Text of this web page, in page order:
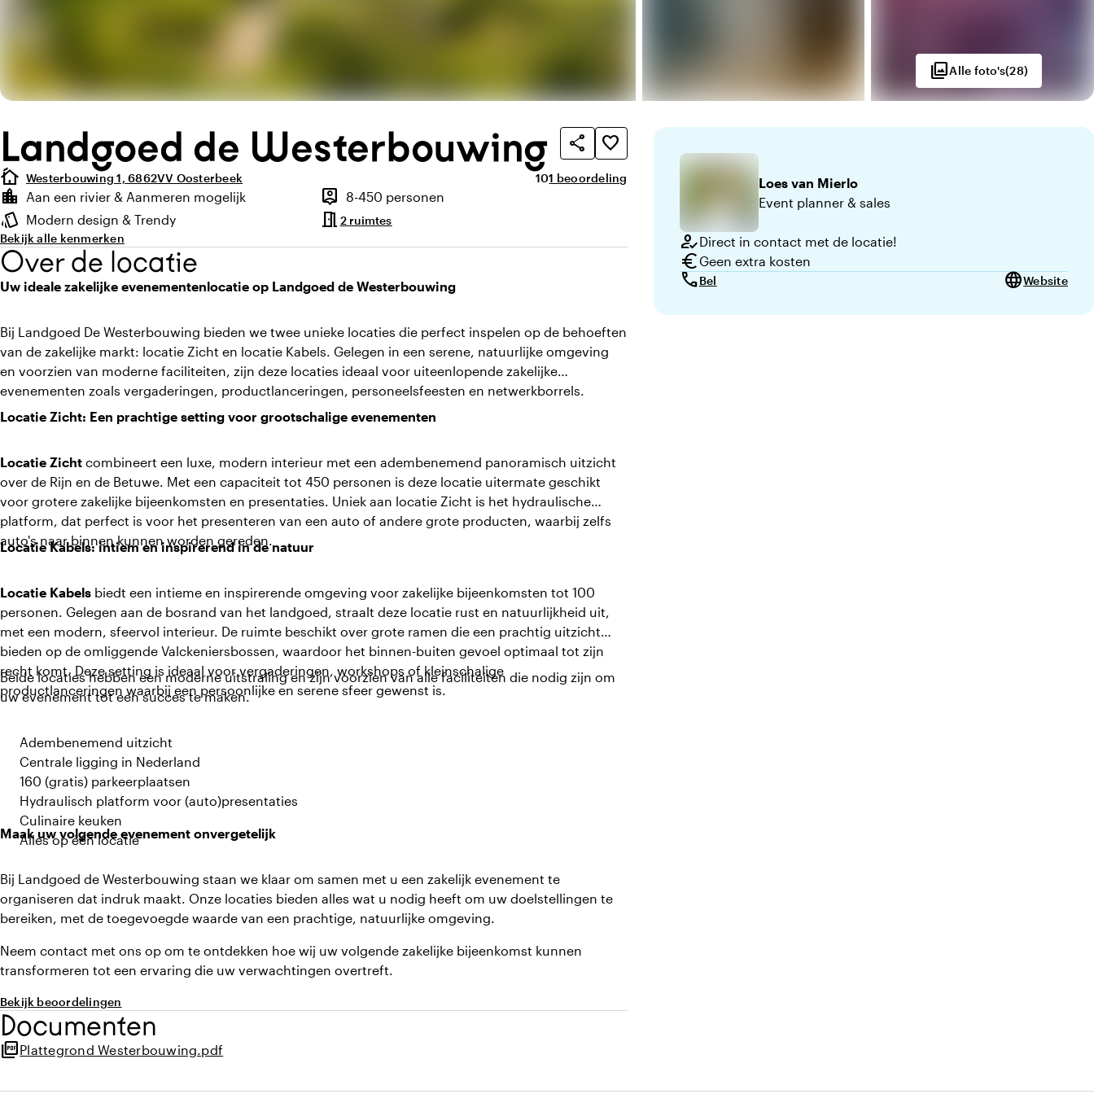
photo_libraryAlle foto's(28)
Landgoed de Westerbouwing share
favorite_border
cottage Westerbouwing 1, 6862VV Oosterbeek Gemiddelde beoordeling van 10 uit 10
10Aantal beoordelingen: 1
1 beoordeling
Highlights
location_city
Locatie en omgeving
Aan een rivier & Aanmeren mogelijk person_pin
Capaciteit
8-450 personen
style
Sfeer en uitstraling
Modern design & Trendy meeting_room 2 ruimtes
Bekijk alle kenmerken
Over de locatie
Uw ideale zakelijke evenementenlocatie op Landgoed de Westerbouwing
Bij Landgoed De Westerbouwing bieden we twee unieke locaties die perfect inspelen op de behoeften
van de zakelijke markt: locatie Zicht en locatie Kabels. Gelegen in een serene, natuurlijke omgeving
en voorzien van moderne faciliteiten, zijn deze locaties ideaal voor uiteenlopende zakelijke
evenementen zoals vergaderingen, productlanceringen, personeelsfeesten en netwerkborrels.
Locatie Zicht: Een prachtige setting voor grootschalige evenementen
Locatie Zicht combineert een luxe, modern interieur met een adembenemend panoramisch uitzicht
over de Rijn en de Betuwe. Met een capaciteit tot 450 personen is deze locatie uitermate geschikt
voor grotere zakelijke bijeenkomsten en presentaties. Uniek aan locatie Zicht is het hydraulische
platform, dat perfect is voor het presenteren van een auto of andere grote producten, waarbij zelfs
auto's naar binnen kunnen worden gereden.
Locatie Kabels: intiem en inspirerend in de natuur
Locatie Kabels biedt een intieme en inspirerende omgeving voor zakelijke bijeenkomsten tot 100
personen. Gelegen aan de bosrand van het landgoed, straalt deze locatie rust en natuurlijkheid uit,
met een modern, sfeervol interieur. De ruimte beschikt over grote ramen die een prachtig uitzicht
bieden op de omliggende Valckeniersbossen, waardoor het binnen-buiten gevoel optimaal tot zijn
recht komt. Deze setting is ideaal voor vergaderingen, workshops of kleinschalige
productlanceringen waarbij een persoonlijke en serene sfeer gewenst is.
Beide locaties hebben een moderne uitstraling en zijn voorzien van alle faciliteiten die nodig zijn om
uw evenement tot een succes te maken.
Adembenemend uitzicht
Centrale ligging in Nederland
160 (gratis) parkeerplaatsen
Hydraulisch platform voor (auto)presentaties
Culinaire keuken
Alles op één locatie
Maak uw volgende evenement onvergetelijk
Bij Landgoed de Westerbouwing staan we klaar om samen met u een zakelijk evenement te
organiseren dat indruk maakt. Onze locaties bieden alles wat u nodig heeft om uw doelstellingen te
bereiken, met de toegevoegde waarde van een prachtige, natuurlijke omgeving.
Neem contact met ons op om te ontdekken hoe wij uw volgende zakelijke bijeenkomst kunnen
transformeren tot een ervaring die uw verwachtingen overtreft.
Bekijk beoordelingen
Documenten
picture_as_pdfPlattegrond Westerbouwing.pdf
Loes van Mierlo
Event planner & sales
how_to_regDirect in contact met de locatie!
euroGeen extra kosten
callBel languageWebsite